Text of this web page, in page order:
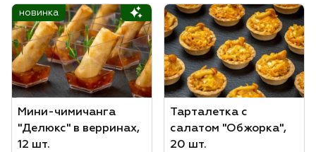
новинка
Мини-чимичанга
"Делюкс" в верринах,
12 шт.
Тарталетка с
салатом "Обжорка",
20 шт.